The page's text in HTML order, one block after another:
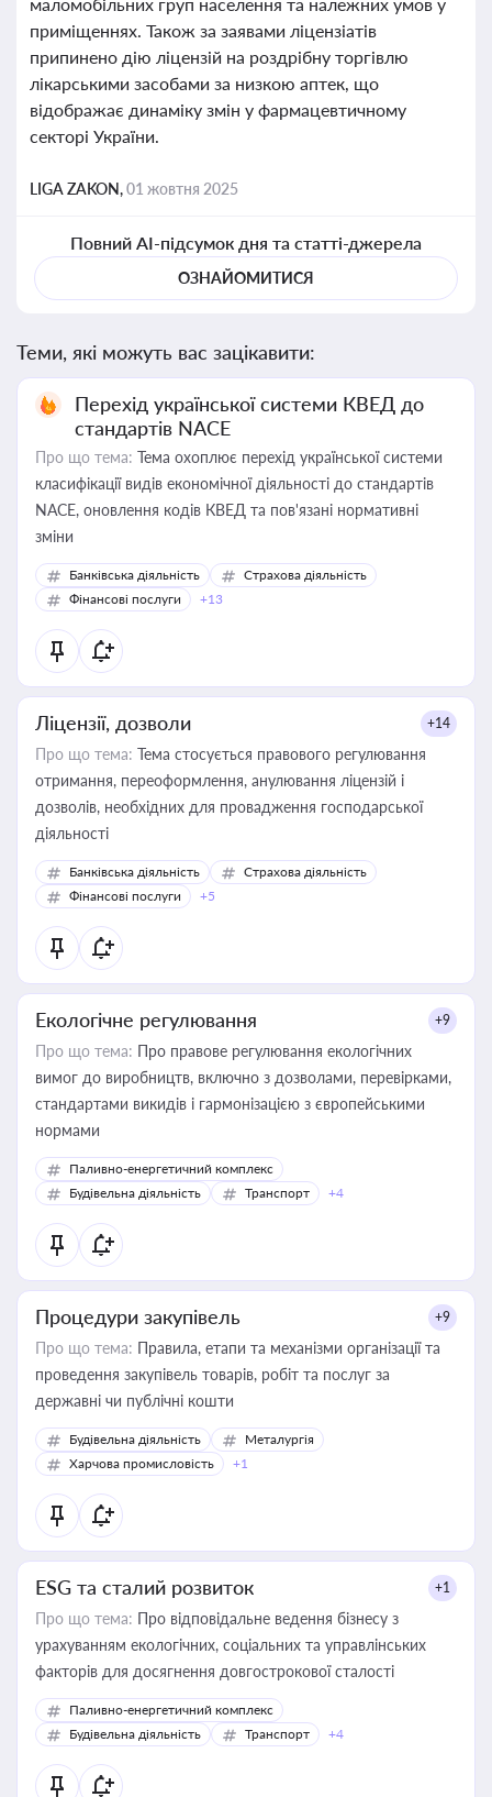
приміщеннях. Також за заявами ліцензіатів
припинено дію ліцензій на роздрібну торгівлю
лікарськими засобами за низкою аптек, що
відображає динаміку змін у фармацевтичному
секторі України.
LIGA ZAKON,01 жовтня 2025
Повний AI-підсумок дня та статті-джерела
ОЗНАЙОМИТИСЯ
Теми, які можуть вас зацікавити:
Перехід української системи КВЕД до
стандартів NACE
Про що тема: Тема охоплює перехід української системи
класифікації видів економічної діяльності до стандартів
NACE, оновлення кодів КВЕД та пов'язані нормативні
зміни
Банківська діяльність
Страхова діяльність
Фінансові послуги
+13
Ліцензії, дозволи +14
Про що тема: Тема стосується правового регулювання
отримання, переоформлення, анулювання ліцензій і
дозволів, необхідних для провадження господарської
діяльності
Банківська діяльність
Страхова діяльність
Фінансові послуги
+5
Екологічне регулювання +9
Про що тема: Про правове регулювання екологічних
вимог до виробництв, включно з дозволами, перевірками,
стандартами викидів і гармонізацією з європейськими
нормами
Паливно-енергетичний комплекс
Будівельна діяльність
Транспорт +4
Процедури закупівель +9
Про що тема: Правила, етапи та механізми організації та
проведення закупівель товарів, робіт та послуг за
державні чи публічні кошти
Будівельна діяльність
Металургія
Харчова промисловість
+1
ESG та сталий розвиток +1
Про що тема: Про відповідальне ведення бізнесу з
урахуванням екологічних, соціальних та управлінських
факторів для досягнення довгострокової сталості
Паливно-енергетичний комплекс
Будівельна діяльність
Транспорт +4